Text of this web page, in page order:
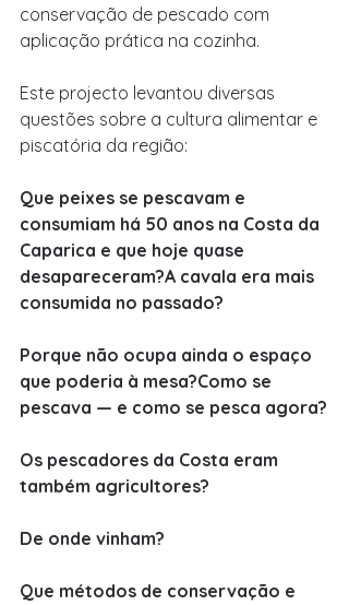
conservação de pescado com
aplicação prática na cozinha.
Este projecto levantou diversas
questões sobre a cultura alimentar e
piscatória da região:
Que peixes se pescavam e
consumiam há 50 anos na Costa da
Caparica e que hoje quase
desapareceram?A cavala era mais
consumida no passado?
Porque não ocupa ainda o espaço
que poderia à mesa?Como se
pescava — e como se pesca agora?
Os pescadores da Costa eram
também agricultores?
De onde vinham?
Que métodos de conservação e